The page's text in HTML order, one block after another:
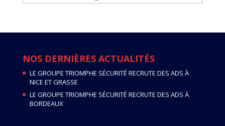
PAR
NOS DERNIÈRES ACTUALITÉS
LE GROUPE TRIOMPHE SÉCURITÉ RECRUTE DES ADS À
NICE ET GRASSE
LE GROUPE TRIOMPHE SÉCURITÉ RECRUTE DES ADS À
BORDEAUX